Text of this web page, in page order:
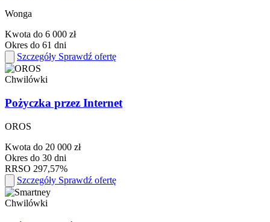
Wonga
Kwota do 6 000 zł
Okres do 61 dni
Szczegóły Sprawdź ofertę
Chwilówki
Pożyczka przez Internet
OROS
Kwota do 20 000 zł
Okres do 30 dni
RRSO 297,57%
Szczegóły Sprawdź ofertę
Chwilówki